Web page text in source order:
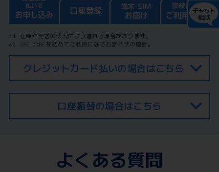
※1
在庫や発送の状況により遅れる場合があります。
※2
BIGLOBEを初めてご利用になるお客さまの場合。
クレジットカード払いの場合はこちら
口座振替の場合はこちら
よくある質問